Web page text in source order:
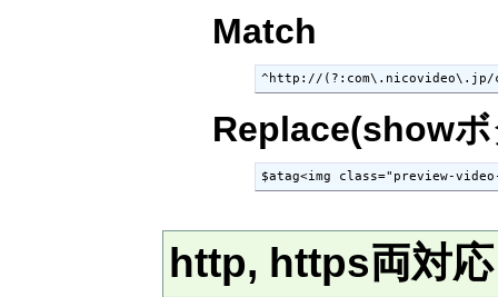
Match
^http://(?:com\.nicovideo\.jp/
Replace(show
$atag<img class="preview-
http, https両対